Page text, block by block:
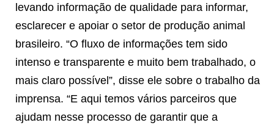
levando informação de qualidade para informar,
esclarecer e apoiar o setor de produção animal
brasileiro. “O fluxo de informações tem sido
intenso e transparente e muito bem trabalhado, o
mais claro possível”, disse ele sobre o trabalho da
imprensa. “E aqui temos vários parceiros que
ajudam nesse processo de garantir que a